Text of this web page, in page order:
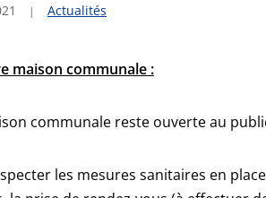
Actualités
maison communale :
communale reste ouverte au
les mesures sanitaires en